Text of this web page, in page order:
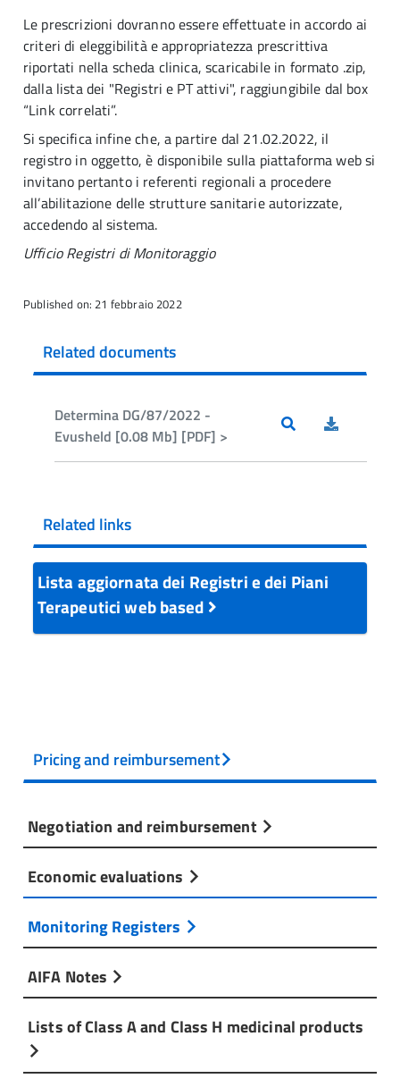
Le prescrizioni dovranno essere effettuate in accordo ai
criteri di eleggibilità e appropriatezza prescrittiva
riportati nella scheda clinica, scaricabile in formato .zip,
dalla lista dei "Registri e PT attivi", raggiungibile dal box
“Link correlati”.
Si specifica infine che, a partire dal 21.02.2022, il
registro in oggetto, è disponibile sulla piattaforma web si
invitano pertanto i referenti regionali a procedere
all’abilitazione delle strutture sanitarie autorizzate,
accedendo al sistema.
Ufficio Registri di Monitoraggio
Published on: 21 febbraio 2022
Related documents
Determina DG/87/2022 -
Evusheld [0.08 Mb] [PDF] >
Related links
Lista aggiornata dei Registri e dei Piani
Terapeutici web based
Pricing and reimbursement
Negotiation and reimbursement
Economic evaluations
Monitoring Registers
AIFA Notes
Lists of Class A and Class H medicinal products